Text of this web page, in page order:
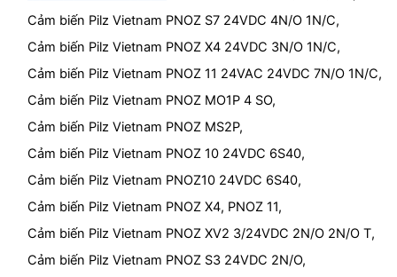
Cảm biến Pilz Vietnam PNOZ S7 24VDC 4N/O 1N/C,
Cảm biến Pilz Vietnam PNOZ X4 24VDC 3N/O 1N/C,
Cảm biến Pilz Vietnam PNOZ 11 24VAC 24VDC 7N/O 1N/C,
Cảm biến Pilz Vietnam PNOZ MO1P 4 SO,
Cảm biến Pilz Vietnam PNOZ MS2P,
Cảm biến Pilz Vietnam PNOZ 10 24VDC 6S40,
Cảm biến Pilz Vietnam PNOZ10 24VDC 6S40,
Cảm biến Pilz Vietnam PNOZ X4, PNOZ 11,
Cảm biến Pilz Vietnam PNOZ XV2 3/24VDC 2N/O 2N/O T,
Cảm biến Pilz Vietnam PNOZ S3 24VDC 2N/O,